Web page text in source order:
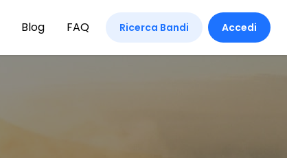
Blog FAQ Ricerca Bandi Accedi